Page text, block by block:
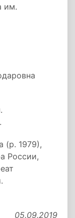
им.
(р. 1979),
России,
05.09.2019